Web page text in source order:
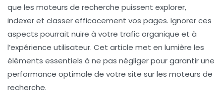
que les moteurs de recherche puissent explorer,
indexer et classer efficacement vos pages. Ignorer ces
aspects pourrait nuire à votre trafic organique et à
l’expérience utilisateur. Cet article met en lumière les
éléments essentiels à ne pas négliger pour garantir une
performance optimale de votre site sur les moteurs de
recherche.